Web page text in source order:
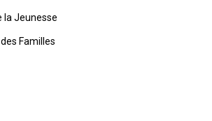
la Jeunesse
Familles